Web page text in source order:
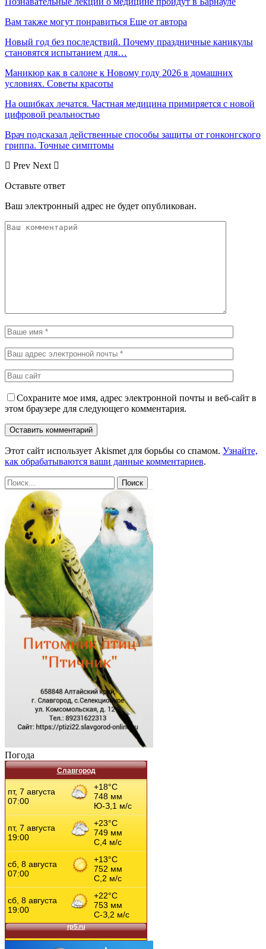
Вам также могут понравиться Еще от автора
Новый год без последствий. Почему праздничные каникулы
становятся испытанием для…
Маникюр как в салоне к Новому году 2026 в домашних
условиях. Советы красоты
На ошибках лечатся. Частная медицина примиряется с новой
цифровой реальностью
Врач подсказал действенные способы защиты от гонконгского
гриппа. Точные симптомы
Prev Next
Оставьте ответ
Ваш электронный адрес не будет опубликован.
Сохраните мое имя, адрес электронной почты и веб-сайт в
этом браузере для следующего комментария.
Этот сайт использует Akismet для борьбы со спамом. Узнайте,
как обрабатываются ваши данные комментариев.
Погода
Славгород